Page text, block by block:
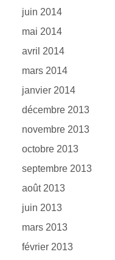
juin 2014
mai 2014
avril 2014
mars 2014
janvier 2014
décembre 2013
novembre 2013
octobre 2013
septembre 2013
août 2013
juin 2013
mars 2013
février 2013